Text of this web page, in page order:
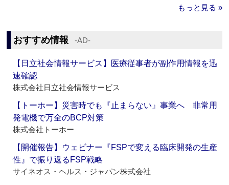
もっと見る »
おすすめ情報 ‐AD‐
【日立社会情報サービス】医療従事者が副作用情報を迅
速確認
株式会社日立社会情報サービス
【トーホー】災害時でも『止まらない』事業へ 非常用
発電機で万全のBCP対策
株式会社トーホー
【開催報告】ウェビナー『FSPで変える臨床開発の生産
性』で振り返るFSP戦略
サイネオス・ヘルス・ジャパン株式会社